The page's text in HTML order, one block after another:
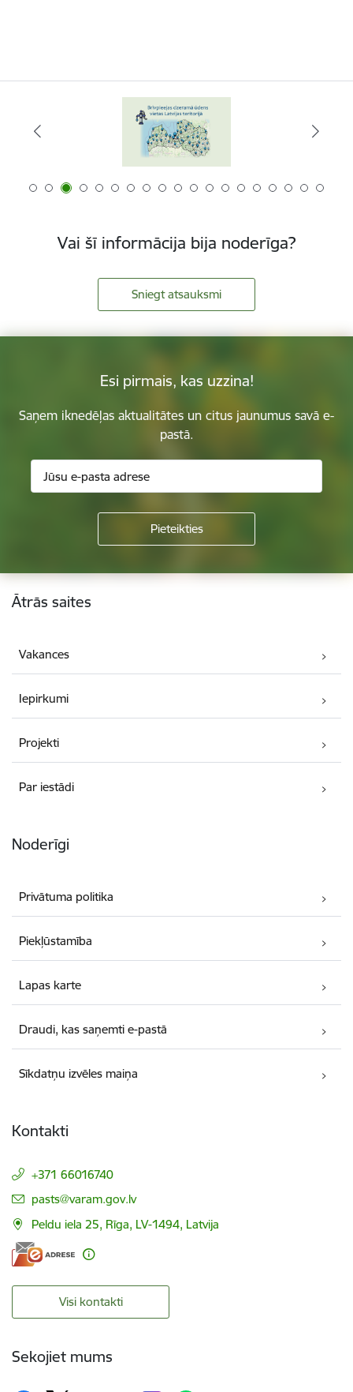
Vai šī informācija bija noderīga?
Sniegt atsauksmi
Esi pirmais, kas uzzina!
Saņem iknedēļas aktualitātes un citus jaunumus savā e-
pastā.
Kājene
Ātrās saites
Vakances
Iepirkumi
Projekti
Par iestādi
Noderīgi
Privātuma politika
Piekļūstamība
Lapas karte
Draudi, kas saņemti e-pastā
Sīkdatņu izvēles maiņa
Kontakti
+371 66016740
E-pasts:
pasts@varam.gov.lv
Peldu iela 25, Rīga, LV-1494, Latvija
Visi kontakti
Sekojiet mums